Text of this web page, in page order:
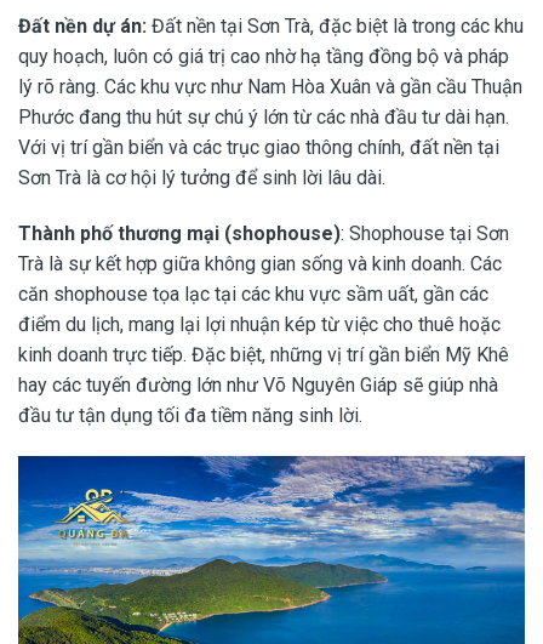
Đất nền dự án: Đất nền tại Sơn Trà, đặc biệt là trong các khu
quy hoạch, luôn có giá trị cao nhờ hạ tầng đồng bộ và pháp
lý rõ ràng. Các khu vực như Nam Hòa Xuân và gần cầu Thuận
Phước đang thu hút sự chú ý lớn từ các nhà đầu tư dài hạn.
Với vị trí gần biển và các trục giao thông chính, đất nền tại
Sơn Trà là cơ hội lý tưởng để sinh lời lâu dài.
Thành phố thương mại (shophouse): Shophouse tại Sơn
Trà là sự kết hợp giữa không gian sống và kinh doanh. Các
căn shophouse tọa lạc tại các khu vực sầm uất, gần các
điểm du lịch, mang lại lợi nhuận kép từ việc cho thuê hoặc
kinh doanh trực tiếp. Đặc biệt, những vị trí gần biển Mỹ Khê
hay các tuyến đường lớn như Võ Nguyên Giáp sẽ giúp nhà
đầu tư tận dụng tối đa tiềm năng sinh lời.